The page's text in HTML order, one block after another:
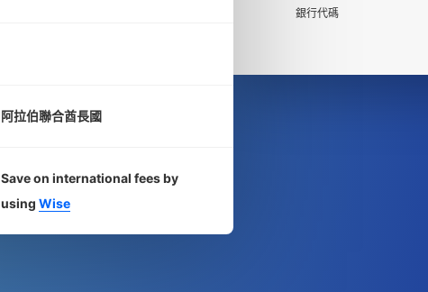
阿拉伯聯合酋長國
Save on international fees by
using Wise
銀行代碼